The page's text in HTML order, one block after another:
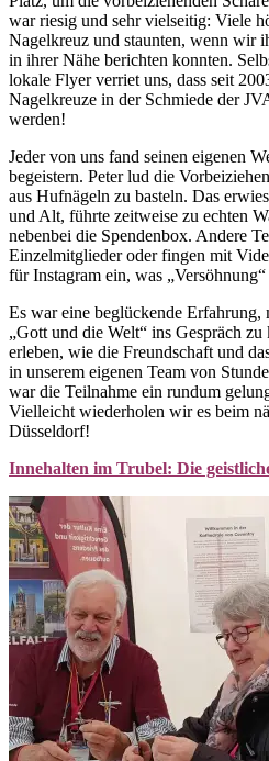
war riesig und sehr vielseitig: Viele
Nagelkreuz und staunten, wenn wir
in ihrer Nähe berichten konnten.
lokale Flyer verriet uns, dass seit
Nagelkreuze in der Schmiede der
werden!
Jeder von uns fand seinen eigenen
begeistern. Peter lud die
aus Hufnägeln zu basteln. Das
und Alt, führte zeitweise zu echten
nebenbei die Spendenbox. Andere
Einzelmitglieder oder fingen mit
für Instagram ein, was „Versöhnung“
Es war eine beglückende Erfahrung,
„Gott und die Welt“ ins Gespräch
erleben, wie die Freundschaft und
in unserem eigenen Team von
war die Teilnahme ein rundum
Vielleicht wiederholen wir es beim
Düsseldorf!
Innehalten im Trubel: Die